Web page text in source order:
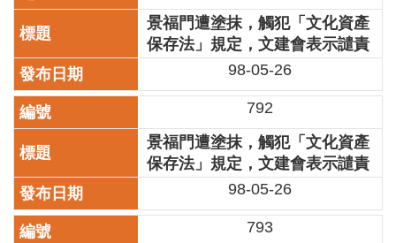
覽
情
系
統
語
詞
彙
台
景福門遭塗抹，觸犯「文化資產
保存法」規定，文建會表示譴責
98-05-26
792
景福門遭塗抹，觸犯「文化資產
保存法」規定，文建會表示譴責
98-05-26
793